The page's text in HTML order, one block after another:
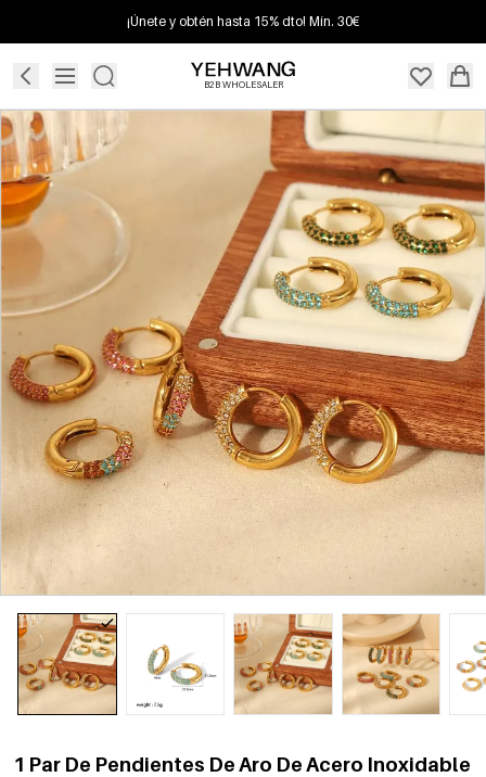
¡Únete y obtén hasta 15% dto! Mín. 30€
B2B WHOLESALER
1 Par De Pendientes De Aro De Acero Inoxidable